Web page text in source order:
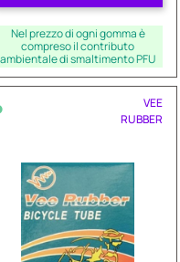
Nel prezzo di ogni gomma è
compreso il contributo
ambientale di smaltimento PFU
VEE
RUBBER